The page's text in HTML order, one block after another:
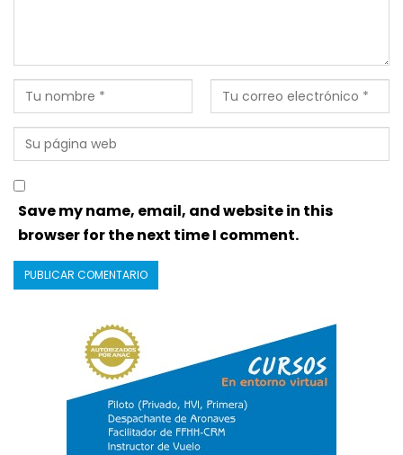
Save my name, email, and website in this
browser for the next time I comment.